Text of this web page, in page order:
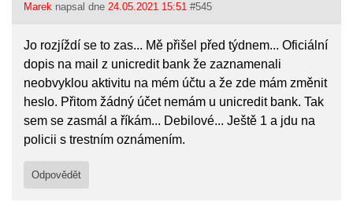
Marek napsal dne24.05.2021 15:51 #545
Jo rozjíždí se to zas... Mě přišel před týdnem... Oficiální
dopis na mail z unicredit bank že zaznamenali
neobvyklou aktivitu na mém účtu a že zde mám změnit
heslo. Přitom žádný účet nemám u unicredit bank. Tak
sem se zasmál a říkám... Debilové... Ještě 1 a jdu na
policii s trestním oznámením.
Odpovědět